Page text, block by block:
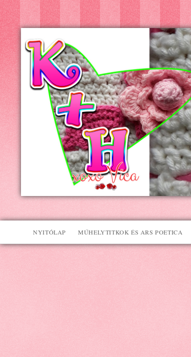
Kreatív+Hobby
Alkotóműhely
NYITÓLAP MŰHELYTITKOK ÉS ARS POETICA